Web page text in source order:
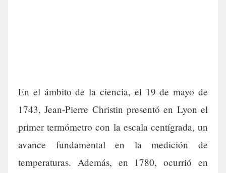
En el ámbito de la ciencia, el 19 de mayo de
1743, Jean-Pierre Christin presentó en Lyon el
primer termómetro con la escala centígrada, un
avance fundamental en la medición de
temperaturas. Además, en 1780, ocurrió en